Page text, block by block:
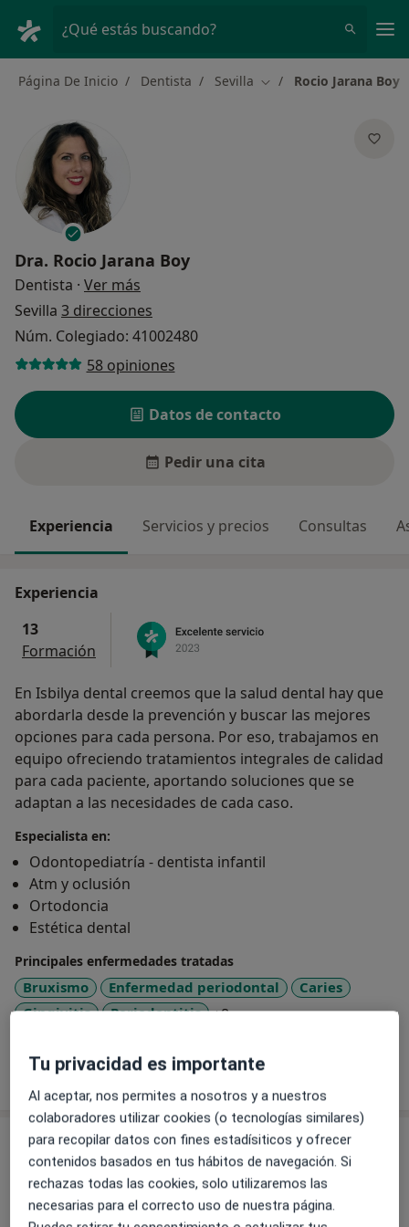
¿Qué estás buscando?
Página De Inicio Dentista Sevilla Cambiar de ciudad
Rocio Jarana Boy
Dra. Rocio Jarana Boy
Dentista · Ver más
Sevilla 3 direcciones
Núm. Colegiado: 41002480
58 opiniones
Datos de contacto
Pedir una cita
Experiencia Servicios y precios Consultas
Experiencia
13
Formación
En Isbilya dental creemos que la salud dental hay que
abordarla desde la prevención y buscar las mejores
opciones para cada persona. Por eso, trabajamos en
equipo ofreciendo tratamientos integrales de calidad
para cada paciente, aportando soluciones que se
adaptan a las necesidades de cada caso.
Especialista en:
Odontopediatría - dentista infantil
Atm y oclusión
Ortodoncia
Estética dental
Principales enfermedades tratadas
Bruxismo Enfermedad periodontal
Caries
Gingivitis
Periodontitis +8a11y_sr_more_diseases
Mostrar más detalles
Servicios y precios
Primera visita Odontología
Desde 0 € Detalles
Tu privacidad es importante
Al aceptar, nos permites a nosotros y a nuestros
colaboradores utilizar cookies (o tecnologías similares)
para recopilar datos con fines estadísiticos y ofrecer
contenidos basados en tus hábitos de navegación. Si
rechazas todas las cookies, solo utilizaremos las
necesarias para el correcto uso de nuestra página.